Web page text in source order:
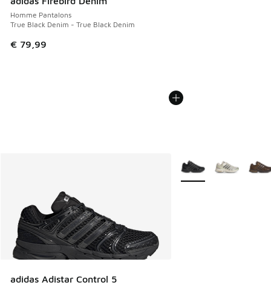
Homme Pantalons
True Black Denim - True Black Denim
€ 79,99
adidas Adistar Control 5
Plus de couleurs